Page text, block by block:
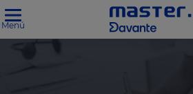
Menú